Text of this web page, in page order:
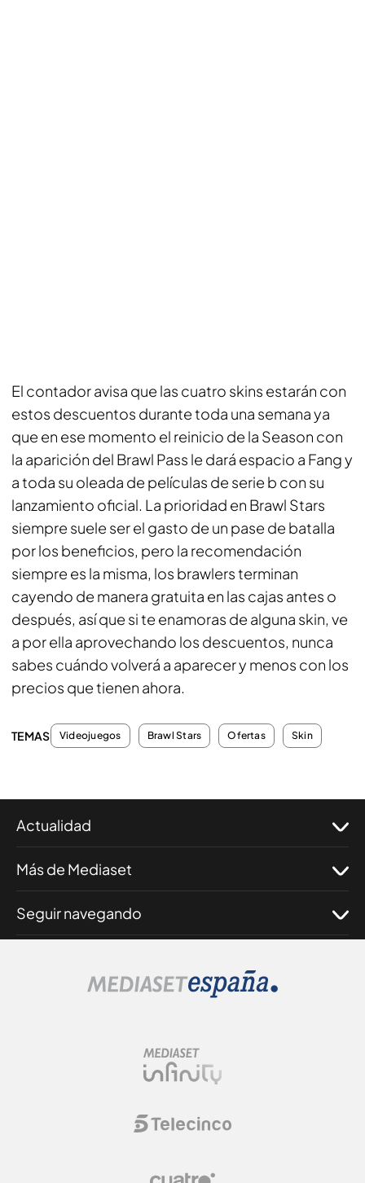
El contador avisa que las cuatro skins estarán con
estos descuentos durante toda una semana ya
que en ese momento el reinicio de la Season con
la aparición del Brawl Pass le dará espacio a Fang y
a toda su oleada de películas de serie b con su
lanzamiento oficial. La prioridad en Brawl Stars
siempre suele ser el gasto de un pase de batalla
por los beneficios, pero la recomendación
siempre es la misma, los brawlers terminan
cayendo de manera gratuita en las cajas antes o
después, así que si te enamoras de alguna skin, ve
a por ella aprovechando los descuentos, nunca
sabes cuándo volverá a aparecer y menos con los
precios que tienen ahora.
TEMAS Videojuegos Brawl Stars Ofertas Skin
Actualidad
Más de Mediaset
Seguir navegando